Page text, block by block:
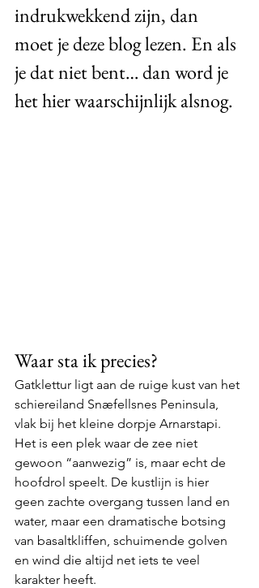
indrukwekkend zijn, dan
moet je deze blog lezen. En als
je dat niet bent… dan word je
het hier waarschijnlijk alsnog.
Waar sta ik precies?
Gatklettur ligt aan de ruige kust van het
schiereiland Snæfellsnes Peninsula,
vlak bij het kleine dorpje Arnarstapi.
Het is een plek waar de zee niet
gewoon “aanwezig” is, maar echt de
hoofdrol speelt. De kustlijn is hier
geen zachte overgang tussen land en
water, maar een dramatische botsing
van basaltkliffen, schuimende golven
en wind die altijd net iets te veel
karakter heeft.